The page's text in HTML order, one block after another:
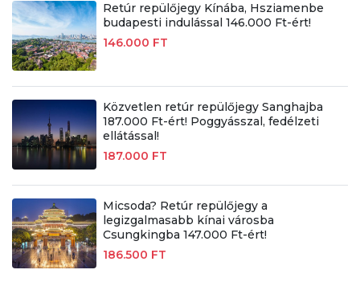
Retúr repülőjegy Kínába, Hsziamenbe
budapesti indulással 146.000 Ft-ért!
146.000 FT
Közvetlen retúr repülőjegy Sanghajba
187.000 Ft-ért! Poggyásszal, fedélzeti
ellátással!
187.000 FT
Micsoda? Retúr repülőjegy a
legizgalmasabb kínai városba
Csungkingba 147.000 Ft-ért!
186.500 FT